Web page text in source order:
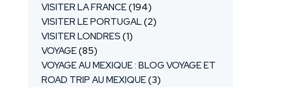
VISITER LA FRANCE(194)
VISITER LE PORTUGAL(2)
VISITER LONDRES (1)
VOYAGE(85)
VOYAGE AU MEXIQUE : BLOG VOYAGE ET
ROAD TRIP AU MEXIQUE(3)